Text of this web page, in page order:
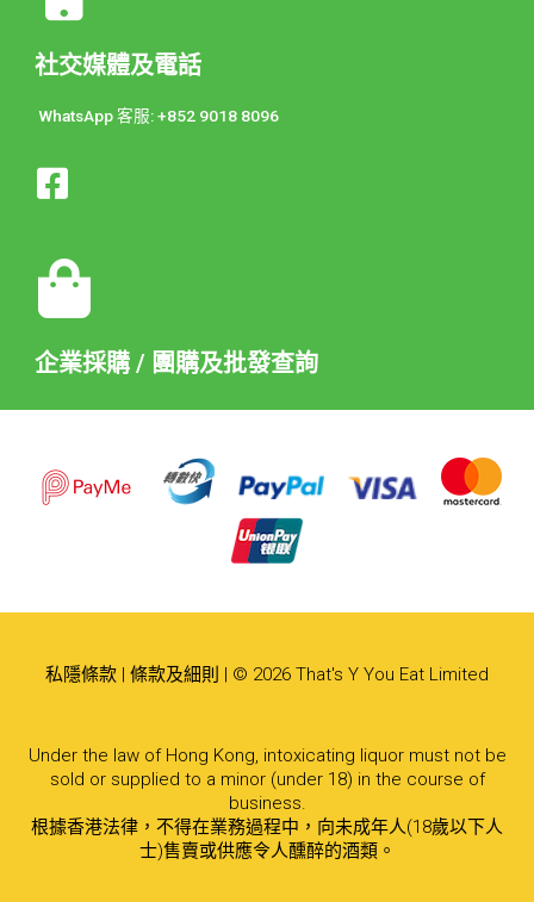
社交媒體及電話
WhatsApp 客服: +852 9018 8096
企業採購 / 團購及批發查詢
私隱條款 | 條款及細則 | © 2026 That's Y You Eat Limited
Under the law of Hong Kong, intoxicating liquor must not be
sold or supplied to a minor (under 18) in the course of
business.
根據香港法律，不得在業務過程中，向未成年人(18歲以下人
士)售賣或供應令人醺醉的酒類。